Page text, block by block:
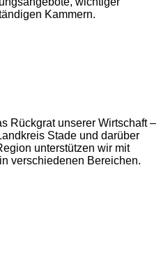
Kammern.
Rückgrat unserer Wirtschaft –
Stade und darüber
unterstützen wir mit
verschiedenen Bereichen.